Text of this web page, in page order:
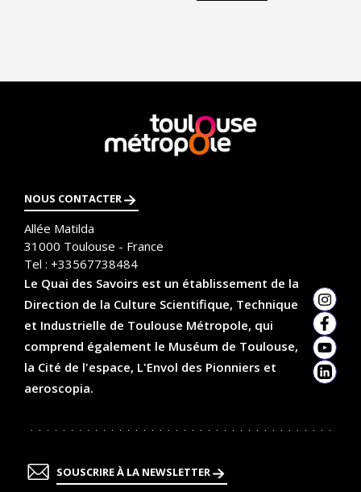
En
savoir
plus
NOUS CONTACTER
Allée Matilda
31000 Toulouse - France
Tel : +33567738484
Le Quai des Savoirs est un établissement de la
Direction de la Culture Scientifique, Technique
et Industrielle de Toulouse Métropole, qui
comprend également le Muséum de Toulouse,
la Cité de l'espace, L'Envol des Pionniers et
aeroscopia.
SOUSCRIRE À LA NEWSLETTER